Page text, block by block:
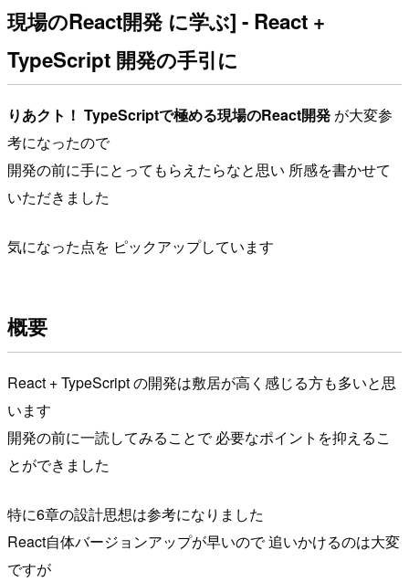
現場のReact開発 に学ぶ] - React +
TypeScript 開発の手引に
りあクト！ TypeScriptで極める現場のReact開発 が大変参
考になったので
開発の前に手にとってもらえたらなと思い 所感を書かせて
いただきました
気になった点を ピックアップしています
概要
React + TypeScript の開発は敷居が高く感じる方も多いと思
います
開発の前に一読してみることで 必要なポイントを抑えるこ
とができました
特に6章の設計思想は参考になりました
React自体バージョンアップが早いので 追いかけるのは大変
ですが